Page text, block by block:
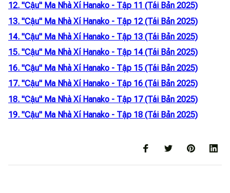
12. "Cậu" Ma Nhà Xí Hanako - Tập 11 (Tái Bản 2025)
13. "Cậu" Ma Nhà Xí Hanako - Tập 12 (Tái Bản 2025)
14. "Cậu" Ma Nhà Xí Hanako - Tập 13 (Tái Bản 2025)
15. "Cậu" Ma Nhà Xí Hanako - Tập 14 (Tái Bản 2025)
16. "Cậu" Ma Nhà Xí Hanako - Tập 15 (Tái Bản 2025)
17. "Cậu" Ma Nhà Xí Hanako - Tập 16 (Tái Bản 2025)
18. "Cậu" Ma Nhà Xí Hanako - Tập 17 (Tái Bản 2025)
19. "Cậu" Ma Nhà Xí Hanako - Tập 18 (Tái Bản 2025)